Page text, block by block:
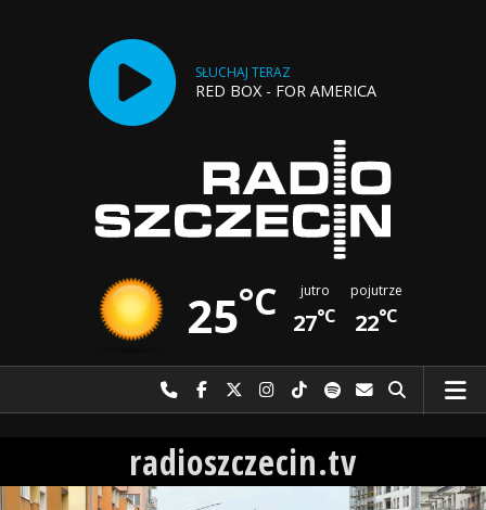
SŁUCHAJ TERAZ
RED BOX - FOR AMERICA
25°C jutro
27°C
pojutrze
22°C
Najlepiej po prostu do nas zadzwoń
Odwiedź nas na Facebook-u
Odwiedź nas na X
Odwiedź nas na Instagram-ie
Odwiedź nas na TikTok-u
Szukaj nas na Spotify
Wyślij do nas
Szukaj
radioszczecin.tv